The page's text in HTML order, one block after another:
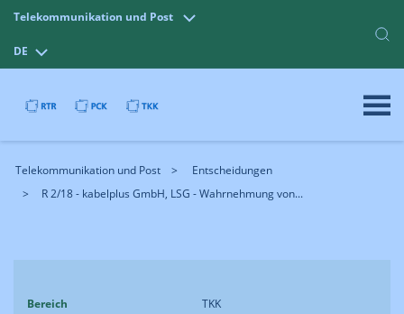
Telekommunikation und Post
DE
Telekommunikation und Post
Entscheidungen
R 2/18 - kabelplus GmbH, LSG - Wahrnehmung von...
Bereich
TKK